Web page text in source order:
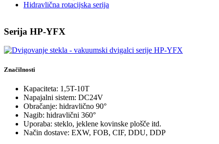
Hidravlična rotacijska serija
Serija HP-YFX
Značilnosti
Kapaciteta: 1,5T-10T
Napajalni sistem: DC24V
Obračanje: hidravlično 90°
Nagib: hidravlični 360°
Uporaba: steklo, jeklene kovinske plošče itd.
Način dostave: EXW, FOB, CIF, DDU, DDP